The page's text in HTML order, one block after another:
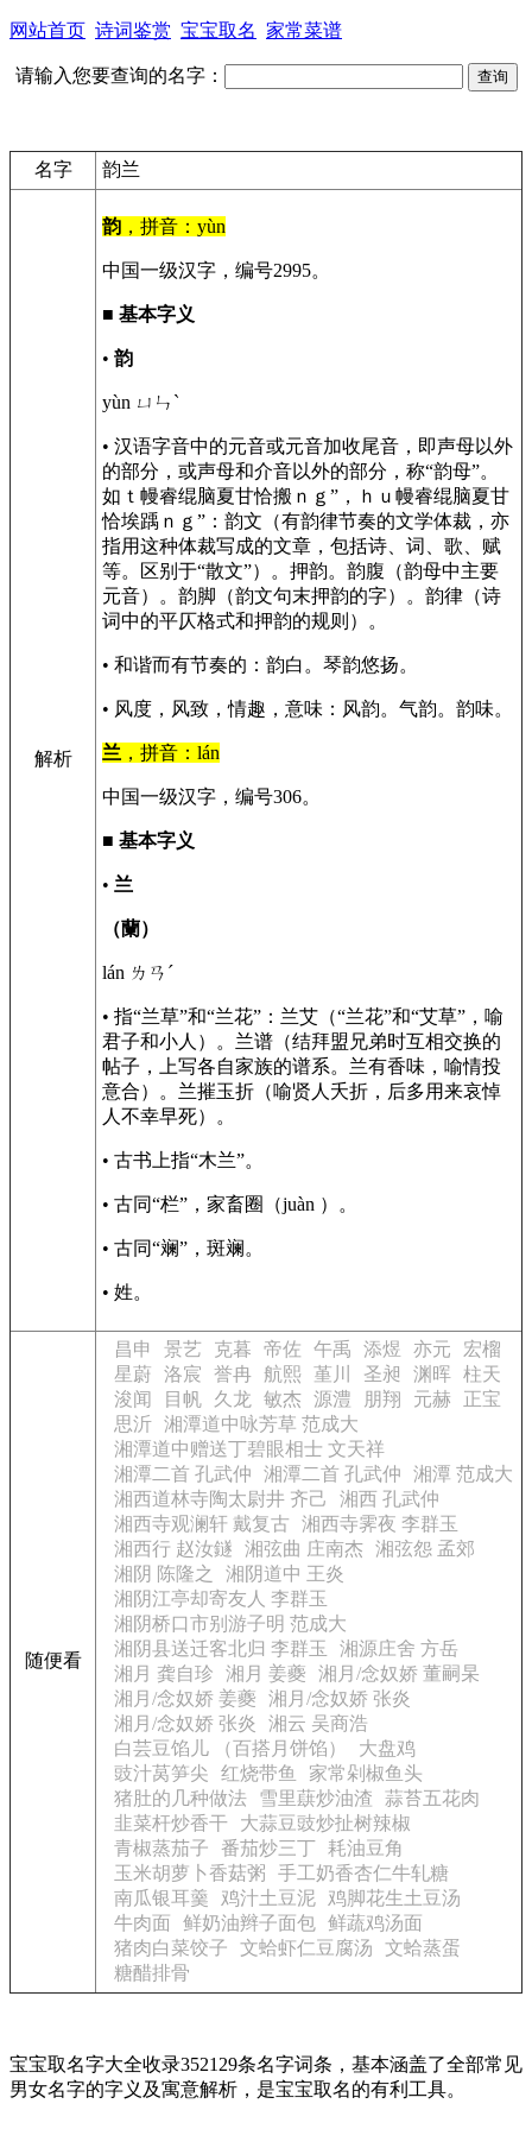
网站首页 诗词鉴赏 宝宝取名 家常菜谱
请输入您要查询的名字：
名字 韵兰
解析
韵 ，拼音：yùn
中国一级汉字，编号2995。
■ 基本字义
• 韵
yùn ㄩㄣˋ
• 汉语字音中的元音或元音加收尾音，即声母以外
的部分，或声母和介音以外的部分，称“韵母”。
如ｔ幔睿绲脑夏甘恰搬ｎｇ”，ｈｕ幔睿绲脑夏甘
恰埃踽ｎｇ”：韵文（有韵律节奏的文学体裁，亦
指用这种体裁写成的文章，包括诗、词、歌、赋
等。区别于“散文”）。押韵。韵腹（韵母中主要
元音）。韵脚（韵文句末押韵的字）。韵律（诗
词中的平仄格式和押韵的规则）。
• 和谐而有节奏的：韵白。琴韵悠扬。
• 风度，风致，情趣，意味：风韵。气韵。韵味。
兰 ，拼音：lán
中国一级汉字，编号306。
■ 基本字义
• 兰
（蘭）
lán ㄌㄢˊ
• 指“兰草”和“兰花”：兰艾（“兰花”和“艾草”，喻
君子和小人）。兰谱（结拜盟兄弟时互相交换的
帖子，上写各自家族的谱系。兰有香味，喻情投
意合）。兰摧玉折（喻贤人夭折，后多用来哀悼
人不幸早死）。
• 古书上指“木兰”。
• 古同“栏”，家畜圈（juàn ）。
• 古同“斓”，斑斓。
• 姓。
随便看
昌申 景艺 克暮 帝佐 午禹 添煜 亦元
宏榴
星蔚
洛宸 誉冉 航熙 堇川 圣昶 渊晖 柱天
浚闻
目帆 久龙 敏杰 源澧 朋翔 元赫
正宝
思沂 湘潭道中咏芳草 范成大
湘潭道中赠送丁碧眼相士 文天祥
湘潭二首 孔武仲
湘潭二首 孔武仲
湘潭 范成大
湘西道林寺陶太尉井 齐己
湘西 孔武仲
湘西寺观澜轩 戴复古 湘西寺霁夜 李群玉
湘西行 赵汝鐩
湘弦曲 庄南杰 湘弦怨 孟郊
湘阴 陈隆之
湘阴道中 王炎
湘阴江亭却寄友人 李群玉
湘阴桥口市别游子明 范成大
湘阴县送迁客北归 李群玉
湘源庄舍 方岳
湘月 龚自珍
湘月 姜夔
湘月/念奴娇 董嗣杲
湘月/念奴娇 姜夔
湘月/念奴娇 张炎
湘月/念奴娇 张炎
湘云 吴商浩
白芸豆馅儿 （百搭月饼馅）
大盘鸡
豉汁莴笋尖
红烧带鱼
家常剁椒鱼头
猪肚的几种做法
雪里蕻炒油渣
蒜苔五花肉
韭菜杆炒香干
大蒜豆豉炒扯树辣椒
青椒蒸茄子
番茄炒三丁 耗油豆角
玉米胡萝卜香菇粥
手工奶香杏仁牛轧糖
南瓜银耳羹
鸡汁土豆泥
鸡脚花生土豆汤
牛肉面
鲜奶油辫子面包 鲜蔬鸡汤面
猪肉白菜饺子
文蛤虾仁豆腐汤
文蛤蒸蛋
糖醋排骨
宝宝取名字大全收录352129条名字词条，基本涵盖了全部常见
男女名字的字义及寓意解析，是宝宝取名的有利工具。